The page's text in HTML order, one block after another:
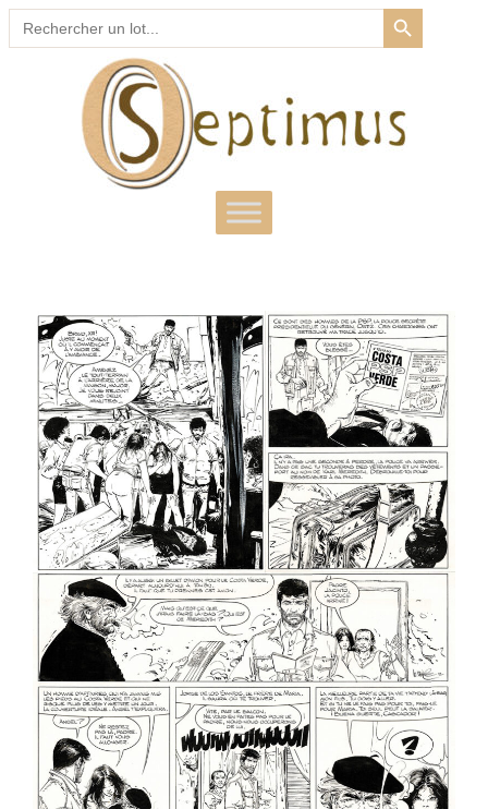
Search
for:
SEARCH BUTTON